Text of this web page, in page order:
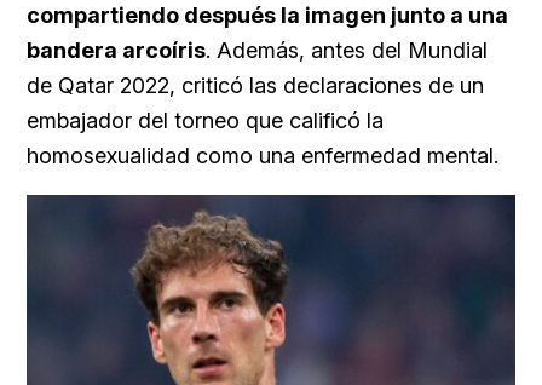
compartiendo después la imagen junto a una
bandera arcoíris. Además, antes del Mundial
de Qatar 2022, criticó las declaraciones de un
embajador del torneo que calificó la
homosexualidad como una enfermedad mental.